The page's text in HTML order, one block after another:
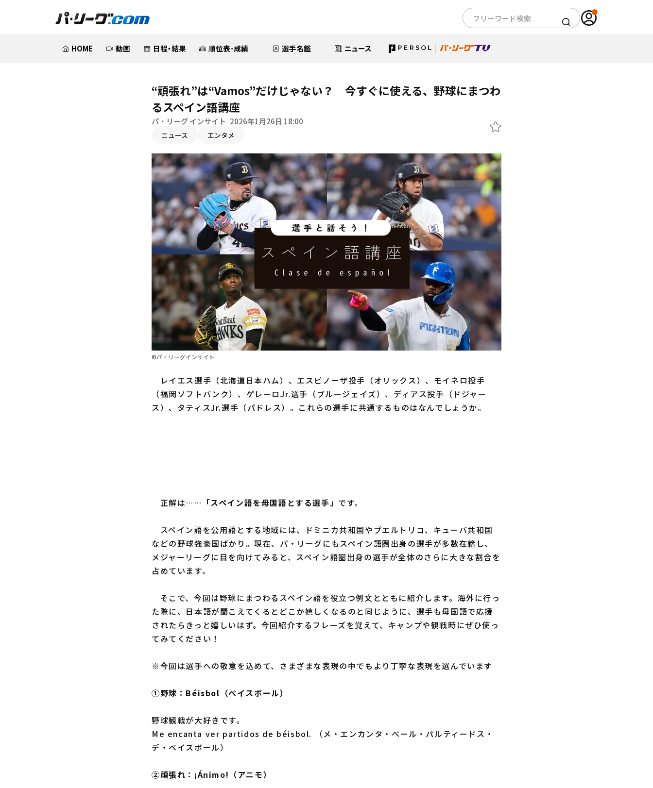
HOME 動画 日程・結果 順位表･成績 選手名鑑 ニュース
“頑張れ”は“Vamos”だけじゃない？ 今すぐに使える、野球にまつわ
るスペイン語講座
パ・リーグ インサイト 2026年1月26日 18:00
ニュース エンタメ
©パ・リーグインサイト
レイエス選手（北海道日本ハム）、エスピノーザ投手（オリックス）、モイネロ投手
（福岡ソフトバンク）、ゲレーロJr.選手（ブルージェイズ）、ディアス投手（ドジャー
ス）、タティスJr.選手（パドレス）。これらの選手に共通するものはなんでしょうか。
正解は…… 「スペイン語を母国語とする選手」 です。
スペイン語を公用語とする地域には、ドミニカ共和国やプエルトリコ、キューバ共和国
などの野球強豪国ばかり。現在、パ・リーグにもスペイン語圏出身の選手が多数在籍し、
メジャーリーグに目を向けてみると、スペイン語圏出身の選手が全体のさらに大きな割合を
占めています。
そこで、今回は野球にまつわるスペイン語を役立つ例文とともに紹介します。海外に行っ
た際に、日本語が聞こえてくるとどこか嬉しくなるのと同じように、選手も母国語で応援
されたらきっと嬉しいはず。今回紹介するフレーズを覚えて、キャンプや観戦時にぜひ使っ
てみてください！
※今回は選手への敬意を込めて、さまざまな表現の中でもより丁寧な表現を選んでいます
①野球：Béisbol（ベイスボール）
野球観戦が大好きです。
Me encanta ver partidos de béisbol. （メ・エンカンタ・ベール・パルティードス・
デ・ベイスボール）
②頑張れ：¡Ánimo!（アニモ）